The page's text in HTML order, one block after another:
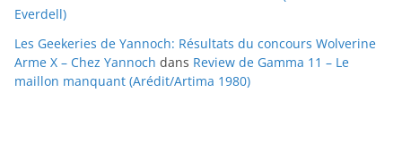
Everdell)
Les Geekeries de Yannoch: Résultats du concours Wolverine
Arme X – Chez Yannoch dans Review de Gamma 11 – Le
maillon manquant (Arédit/Artima 1980)